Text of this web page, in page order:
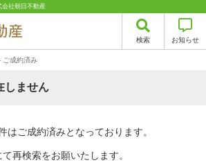
会社朝日不動産
検索 お知らせ
ご成約済み
しません
はご成約済みとなっております。
再検索をお願いたします。